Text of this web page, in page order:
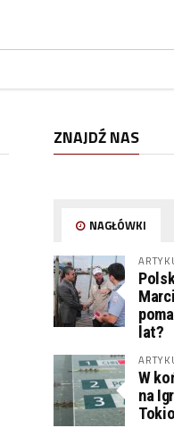
ZNAJDŹ NAS
NAGŁÓWKI
lat?
W
na
Tokio